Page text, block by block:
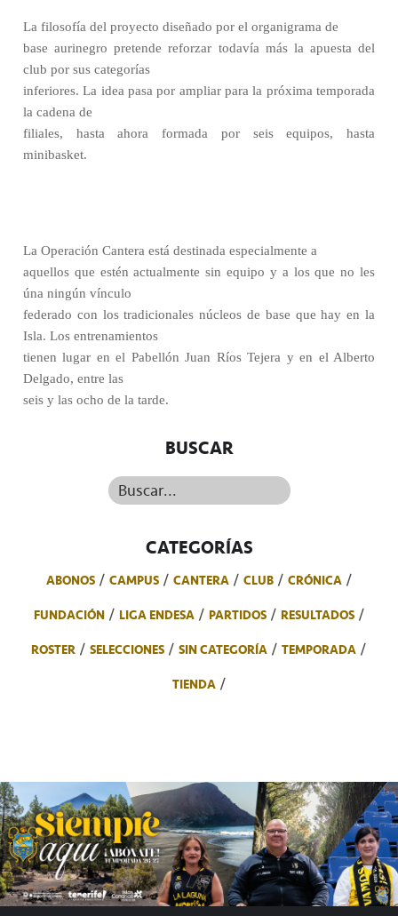
La filosofía del proyecto diseñado por el organigrama de
base aurinegro pretende reforzar todavía más la apuesta del
club por sus categorías
inferiores. La idea pasa por ampliar para la próxima temporada
la cadena de
filiales, hasta ahora formada por seis equipos, hasta
minibasket.
La Operación Cantera está destinada especialmente a
aquellos que estén actualmente sin equipo y a los que no les
úna ningún vínculo
federado con los tradicionales núcleos de base que hay en la
Isla. Los entrenamientos
tienen lugar en el Pabellón Juan Ríos Tejera y en el Alberto
Delgado, entre las
seis y las ocho de la tarde.
BUSCAR
Buscar...
CATEGORÍAS
ABONOS CAMPUS CANTERA CLUB
CRÓNICA
FUNDACIÓN
LIGA ENDESA PARTIDOS
RESULTADOS
ROSTER
SELECCIONES SIN CATEGORÍA
TEMPORADA
TIENDA